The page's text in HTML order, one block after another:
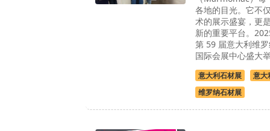
各地的目光。它不
术的展示盛宴，更
新的重要平台。
第 59 届意大利维
国际会展中心盛大
意大利石材展
意大
维罗纳石材展